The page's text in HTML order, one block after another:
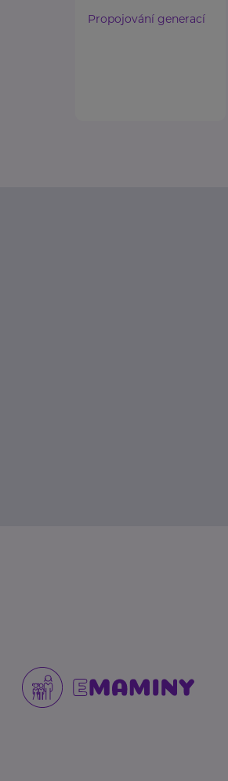
Propojování generací